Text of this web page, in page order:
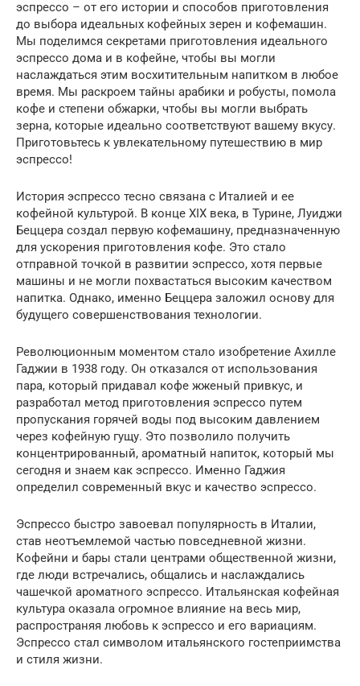
эспрессо – от его истории и способов приготовления
до выбора идеальных кофейных зерен и кофемашин.
Мы поделимся секретами приготовления идеального
эспрессо дома и в кофейне, чтобы вы могли
наслаждаться этим восхитительным напитком в любое
время. Мы раскроем тайны арабики и робусты, помола
кофе и степени обжарки, чтобы вы могли выбрать
зерна, которые идеально соответствуют вашему вкусу.
Приготовьтесь к увлекательному путешествию в мир
эспрессо!
История эспрессо тесно связана с Италией и ее
кофейной культурой. В конце XIX века, в Турине, Луиджи
Беццера создал первую кофемашину, предназначенную
для ускорения приготовления кофе. Это стало
отправной точкой в развитии эспрессо, хотя первые
машины и не могли похвастаться высоким качеством
напитка. Однако, именно Беццера заложил основу для
будущего совершенствования технологии.
Революционным моментом стало изобретение Ахилле
Гаджии в 1938 году. Он отказался от использования
пара, который придавал кофе жженый привкус, и
разработал метод приготовления эспрессо путем
пропускания горячей воды под высоким давлением
через кофейную гущу. Это позволило получить
концентрированный, ароматный напиток, который мы
сегодня и знаем как эспрессо. Именно Гаджия
определил современный вкус и качество эспрессо.
Эспрессо быстро завоевал популярность в Италии,
став неотъемлемой частью повседневной жизни.
Кофейни и бары стали центрами общественной жизни,
где люди встречались, общались и наслаждались
чашечкой ароматного эспрессо. Итальянская кофейная
культура оказала огромное влияние на весь мир,
распространяя любовь к эспрессо и его вариациям.
Эспрессо стал символом итальянского гостеприимства
и стиля жизни.